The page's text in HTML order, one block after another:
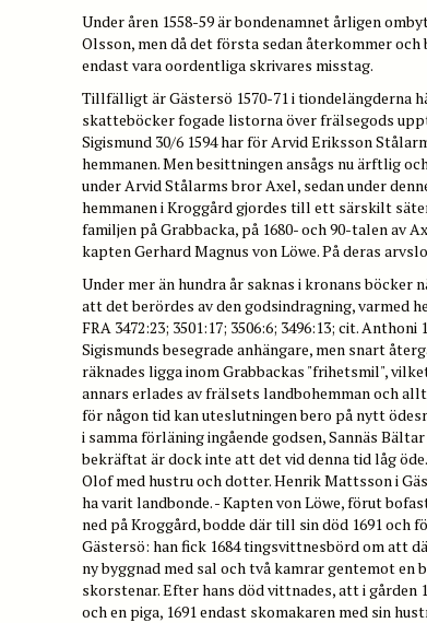
Under åren 1558-59 är bondenamnet årligen
Olsson, men då det första sedan återkommer och
endast vara oordentliga skrivares misstag.
Tillfälligt är Gästersö 1570-71 i tiondelängderna
skatteböcker fogade listorna över frälsegods
Sigismund 30/6 1594 har för Arvid Eriksson
hemmanen. Men besittningen ansågs nu ärftlig
under Arvid Stålarms bror Axel, sedan under
hemmanen i Kroggård gjordes till ett särskilt
familjen på Grabbacka, på 1680- och 90-talen av
kapten Gerhard Magnus von Löwe. På deras
Under mer än hundra år saknas i kronans böcker
att det berördes av den godsindragning, varmed
FRA 3472:23; 3501:17; 3506:6; 3496:13; cit. Anthoni
Sigismunds besegrade anhängare, men snart
räknades ligga inom Grabbackas "frihetsmil",
annars erlades av frälsets landbohemman och
för någon tid kan uteslutningen bero på nytt
i samma förläning ingående godsen, Sannäs
bekräftat är dock inte att det vid denna tid låg
Olof med hustru och dotter. Henrik Mattsson i
ha varit landbonde. - Kapten von Löwe, förut
ned på Kroggård, bodde där till sin död 1691
Gästersö: han fick 1684 tingsvittnesbörd om att
ny byggnad med sal och två kamrar gentemot en
skorstenar. Efter hans död vittnades, att i gården
och en piga, 1691 endast skomakaren med sin